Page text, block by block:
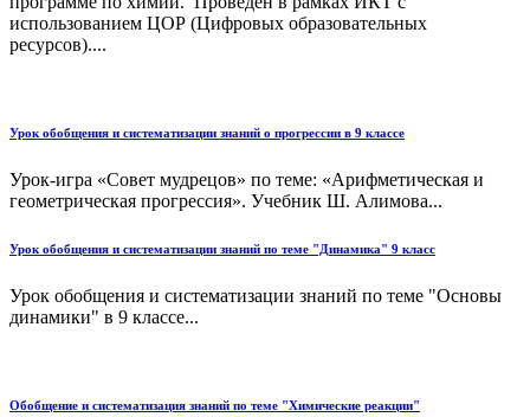
использованием ЦОР (Цифровых образовательных
ресурсов)....
Урок обобщения и систематизации знаний о прогрессии в 9 классе
Урок-игра «Совет мудрецов» по теме: «Арифметическая и
геометрическая прогрессия». Учебник Ш. Алимова...
Урок обобщения и систематизации знаний по теме "Динамика" 9 класс
Урок обобщения и систематизации знаний по теме "Основы
динамики" в 9 классе...
Обобщение и систематизация знаний по теме "Химические реакции"